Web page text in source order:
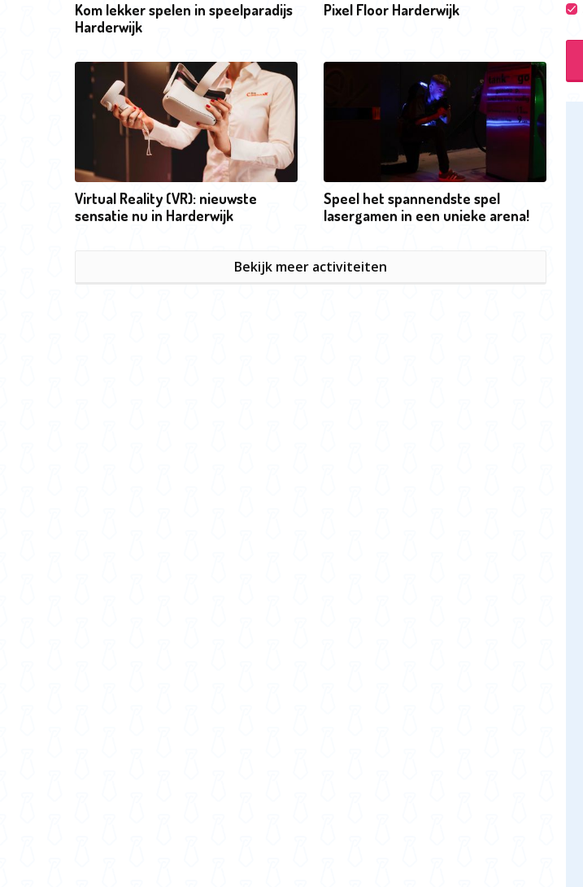
Kom lekker spelen in speelparadijs
Harderwijk
Pixel Floor Harderwijk
Virtual Reality (VR): nieuwste
sensatie nu in Harderwijk
Speel het spannendste spel
lasergamen in een unieke arena!
Bekijk meer activiteiten